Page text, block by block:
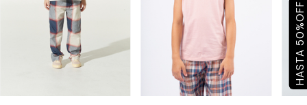
50
%
OFF